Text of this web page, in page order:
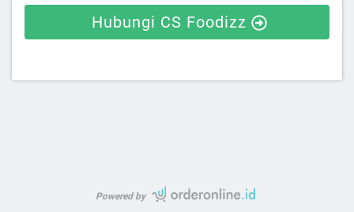
Hubungi CS Foodizz
Powered by